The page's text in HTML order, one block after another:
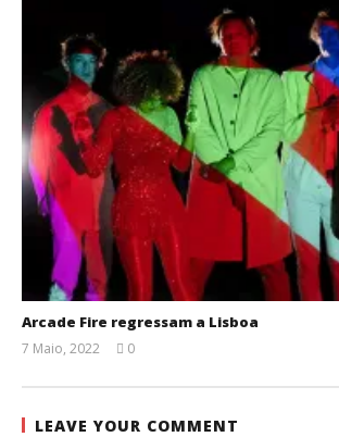
Arcade Fire regressam a Lisboa
7 Maio, 2022
Ventura
0
LEAVE YOUR COMMENT